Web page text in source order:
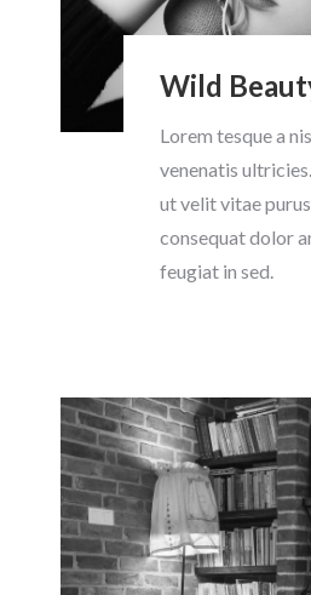
Wild
Lorem tesque a
venenatis
ut velit vitae purus
consequat dolor
feugiat in sed.